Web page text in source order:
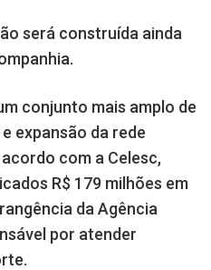
será construída ainda
conjunto mais amplo de
expansão da rede
com a Celesc,
R$ 179 milhões em
da Agência
por atender